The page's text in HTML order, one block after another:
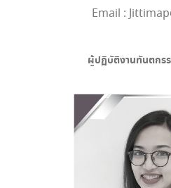
Email :
ผู้ปฏิบัติงานทันตกร